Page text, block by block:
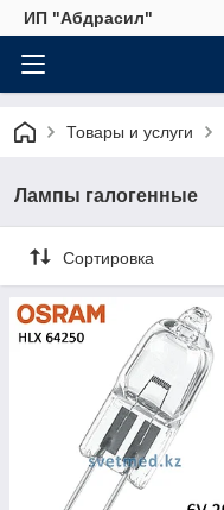
ИП "Абдрасил"
Товары и услуги
Лампы галогенные
Сортировка